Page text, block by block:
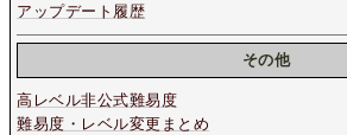
アップデート履歴
その他
高レベル非公式難易度
難易度・レベル変更まとめ